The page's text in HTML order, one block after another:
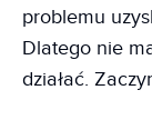
problemu
Dlatego nie
działać.